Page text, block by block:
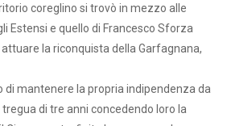
coreglino si trovò in mezzo alle
Estensi e quello di Francesco Sforza
la riconquista della Garfagnana,
di mantenere la propria indipendenza da
di tre anni concedendo loro la